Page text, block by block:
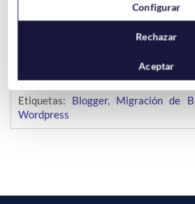
Migrar el contenido de WordPress
Migrar un Blog de WordPress.com
Etiquetas: Blogger, Migración de
Wordpress
Configurar
Rechazar
Aceptar